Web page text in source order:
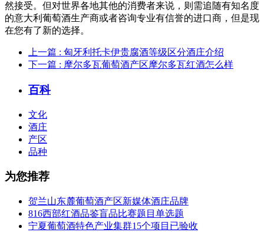
然接受。但对世界各地其他的消费者来说，则需追随有知名度
的意大利葡萄酒生产商或者咨询专业有信誉的进口商，但是现
在您有了新的选择。
上一篇 : 匈牙利托卡伊贵腐酒等级区分酒庄介绍
下一篇 : 摩尔多瓦葡萄酒产区摩尔多瓦红酒怎么样
百科
文化
酒庄
产区
品种
为您推荐
贺兰山东麓葡萄酒产区新媒体酒庄品牌
816西部红酒品鉴盲品比赛题目单选题
宁夏葡萄酒特色产业集群15个项目已验收